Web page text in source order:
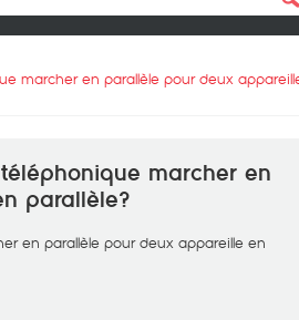
marcher en parallèle pour deux
marcher en
parallèle?
en parallèle pour deux appareille en